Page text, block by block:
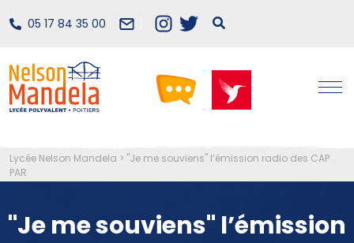
05 17 84 35 00
Lycée Nelson Mandela > "Je me souviens" l’émission radio des CAP
PAR
"Je me souviens" l’émission